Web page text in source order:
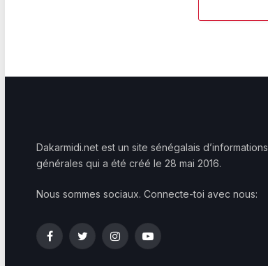
Dakarmidi.net est un site sénégalais d’informations
générales qui a été créé le 28 mai 2016.
Nous sommes sociaux. Connecte-toi avec nous:
FacebookTwitterInstagramYouTube